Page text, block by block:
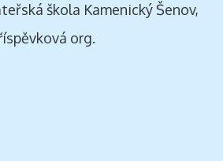
škola Kamenický Šenov,
org.